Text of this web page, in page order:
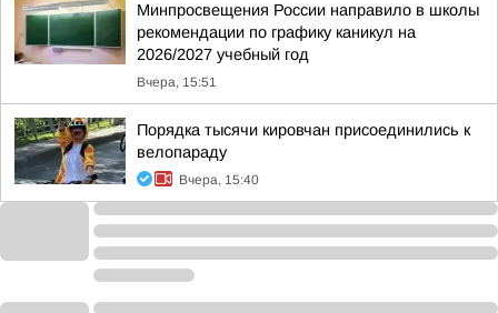
Минпросвещения России направило в школы
рекомендации по графику каникул на
2026/2027 учебный год
Вчера, 15:51
Порядка тысячи кировчан присоединились к
велопараду
Вчера, 15:40